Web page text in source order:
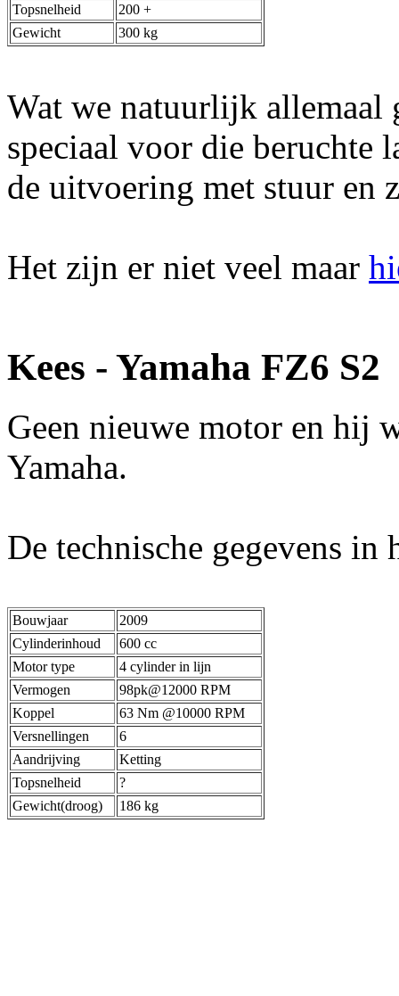
Topsnelheid
200 +
Gewicht
300 kg
Wat we natuurlijk allemaal
speciaal voor die beruchte
de uitvoering met stuur en
Het zijn er niet veel maar
Kees - Yamaha FZ6 S2
Geen nieuwe motor en hij
Yamaha.
De technische gegevens in
Bouwjaar
2009
Cylinderinhoud
600 cc
Motor type
4 cylinder in lijn
Vermogen
98pk@12000 RPM
Koppel
63 Nm @10000 RPM
Versnellingen
6
Aandrijving
Ketting
Topsnelheid
?
Gewicht(droog)
186 kg